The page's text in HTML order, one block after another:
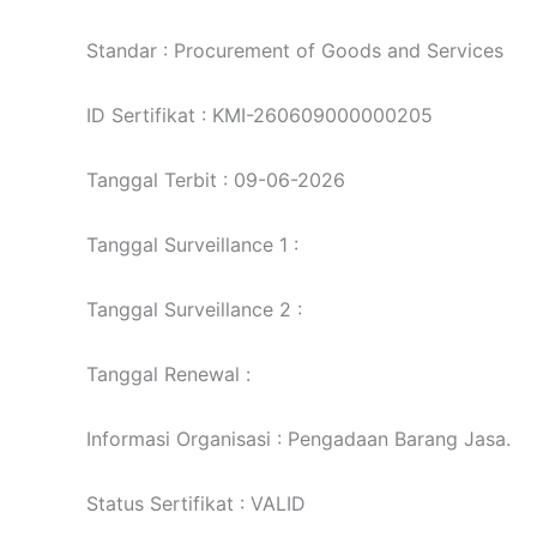
Standar : Procurement of Goods and Services
ID Sertifikat : KMI-260609000000205
Tanggal Terbit : 09-06-2026
Tanggal Surveillance 1 :
Tanggal Surveillance 2 :
Tanggal Renewal :
Informasi Organisasi : Pengadaan Barang Jasa.
Status Sertifikat : VALID